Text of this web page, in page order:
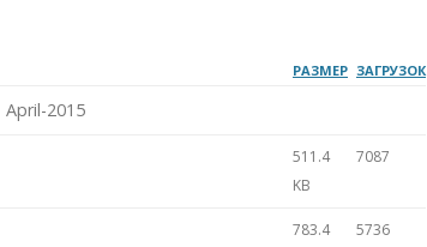
РАЗМЕР ЗАГРУЗОК
April-2015
511.4
KB
7087
783.4
5736